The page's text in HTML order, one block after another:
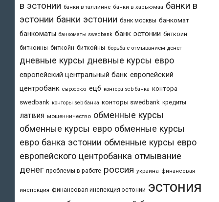
в эстонии банки в таллинне банки в харьюмаа банки в
эстонии банки эстонии банк москвы банкомат
банкоматы банкоматы swedbank банк эстонии биткоин
биткоины биткойн биткойны борьба с отмыванием денег
дневные курсы дневные курсы евро
европейский центральный банк европейский
центробанк евросоюз ецб контора seb-банка контора
swedbank конторы seb банка конторы swedbank кредиты
латвия мошенничество обменные курсы
обменные курсы евро обменные курсы
евро банка эстонии обменные курсы евро
европейского центробанка отмывание
денег проблемы в работе россия украина финансовая
инспекция финансовая инспекция эстонии эстония